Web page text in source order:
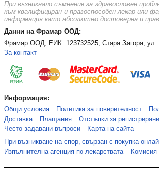
При възникнало съмнение за здравословен
към квалифициран и правоспособен лекар или
информация като абсолютно достоверна и
Данни на Фрамар ООД:
Фрамар ООД, ЕИК: 123732525, Стара Загора,
За контакт
Информация:
Общи условия
Политика за поверителност
Доставка
Плащания Отстъпки за
Често задавани въпроси
Карта на сайта
При възникване на спор, свързан с покупка
Изпълнителна агенция по лекарствата
Комисия